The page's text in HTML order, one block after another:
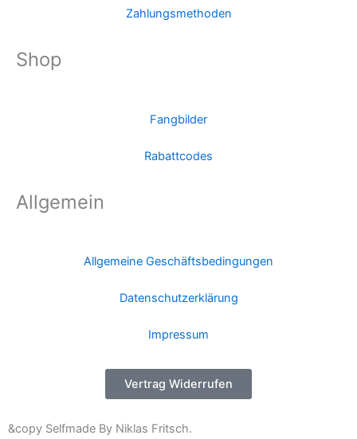
Zahlungsmethoden
Shop
Fangbilder
Rabattcodes
Allgemein
Allgemeine Geschäftsbedingungen
Datenschutzerklärung
Impressum
Vertrag Widerrufen
&copy Selfmade By Niklas Fritsch.